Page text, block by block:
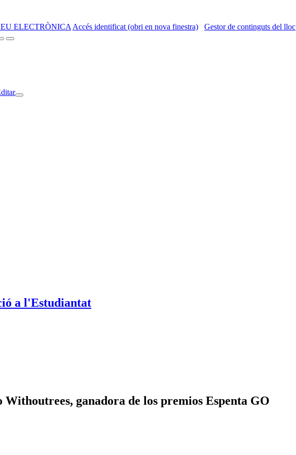
ELECTRÒNICA Accés identificat (obri en nova finestra) Gestor de continguts del lloc
a l'Estudiantat
ganadora de los premios Espenta GO